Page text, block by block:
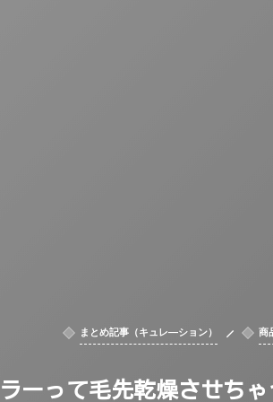
まとめ記事（キュレ―ション） 商
ーって毛先乾燥させち